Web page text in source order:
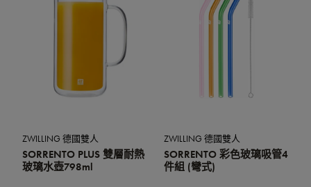
ZWILLING 德國雙人
SORRENTO PLUS 雙層耐熱
玻璃水壺798ml
ZWILLING 德國雙人
SORRENTO 彩色玻璃吸管4
件組 (彎式)